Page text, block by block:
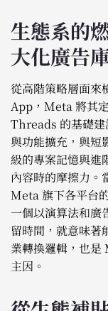
生態系的
大化廣告
從高階策略層面來
App，Meta 將其
Threads 的基礎
與功能擴充，與短
級的專案記憶與進
內容時的摩擦力。
Meta 旗下各平台
一個以演算法和廣
留時間，就意味著
業轉換邏輯，也是
主因。